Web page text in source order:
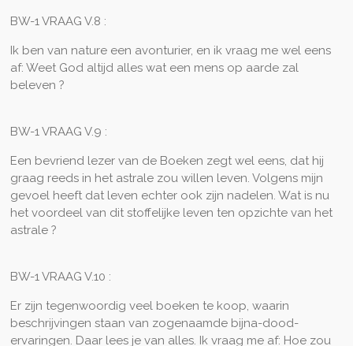
BW-1 VRAAG V.8 :
Ik ben van nature een avonturier, en ik vraag me wel eens
af: Weet God altijd alles wat een mens op aarde zal
beleven ?
BW-1 VRAAG V.9 :
Een bevriend lezer van de Boeken zegt wel eens, dat hij
graag reeds in het astrale zou willen leven. Volgens mijn
gevoel heeft dat leven echter ook zijn nadelen. Wat is nu
het voordeel van dit stoffelijke leven ten opzichte van het
astrale ?
BW-1 VRAAG V.10 :
Er zijn tegenwoordig veel boeken te koop, waarin
beschrijvingen staan van zogenaamde bijna-dood-
ervaringen. Daar lees je van alles. Ik vraag me af: Hoe zou